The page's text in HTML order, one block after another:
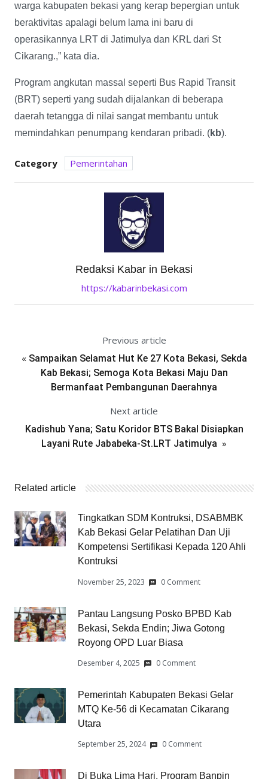
warga kabupaten bekasi yang kerap bepergian untuk
beraktivitas apalagi belum lama ini baru di
operasikannya LRT di Jatimulya dan KRL dari St
Cikarang.,” kata dia.
Program angkutan massal seperti Bus Rapid Transit
(BRT) seperti yang sudah dijalankan di beberapa
daerah tetangga di nilai sangat membantu untuk
memindahkan penumpang kendaran pribadi. (kb).
Category Pemerintahan
Redaksi Kabar in Bekasi
https://kabarinbekasi.com
Previous article
« Sampaikan Selamat Hut Ke 27 Kota Bekasi, Sekda
Kab Bekasi; Semoga Kota Bekasi Maju Dan
Bermanfaat Pembangunan Daerahnya
Next article
Kadishub Yana; Satu Koridor BTS Bakal Disiapkan
Layani Rute Jababeka-St.LRT Jatimulya »
Related article
Tingkatkan SDM Kontruksi, DSABMBK
Kab Bekasi Gelar Pelatihan Dan Uji
Kompetensi Sertifikasi Kepada 120 Ahli
Kontruksi
November 25, 2023 0 Comment
Pantau Langsung Posko BPBD Kab
Bekasi, Sekda Endin; Jiwa Gotong
Royong OPD Luar Biasa
Desember 4, 2025 0 Comment
Pemerintah Kabupaten Bekasi Gelar
MTQ Ke-56 di Kecamatan Cikarang
Utara
September 25, 2024 0 Comment
Di Buka Lima Hari, Program Banpin